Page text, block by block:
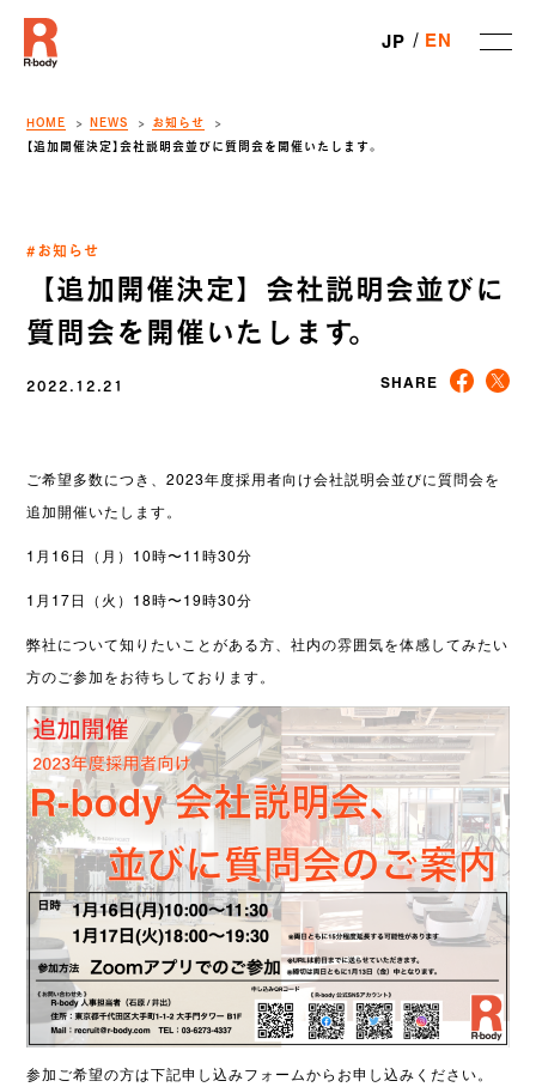
JP EN
HOME NEWS
お知らせ
【追加開催決定】会社説明会並びに質問会を開催いたします。
#お知らせ
【追加開催決定】会社説明会並びに
質問会を開催いたします。
2022.12.21 SHARE
ご希望多数につき、2023年度採用者向け会社説明会並びに質問会を
追加開催いたし ます。
1月16日（月）10時〜11時30分
1月17日（火）18時〜19時30分
弊社について知りたいことがある方、社内の雰囲気を体感してみたい
方のご参加をお待ちしております。
参加ご希望の方は下記申し込みフォームからお申し込みください。